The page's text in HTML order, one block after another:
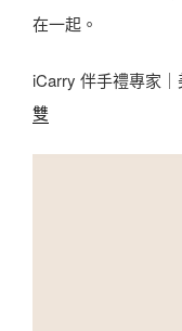
在一起。
iCarry 伴手禮專家｜
雙